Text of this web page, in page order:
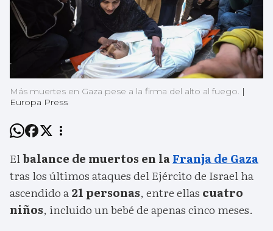
Más muertes en Gaza pese a la firma del alto al fuego. |
Europa Press
Elbalance de muertos en laFranja de Gaza
tras los últimos ataques del Ejército de Israel ha
ascendido a21 personas, entre ellas cuatro
niños, incluido un bebé de apenas cinco meses.